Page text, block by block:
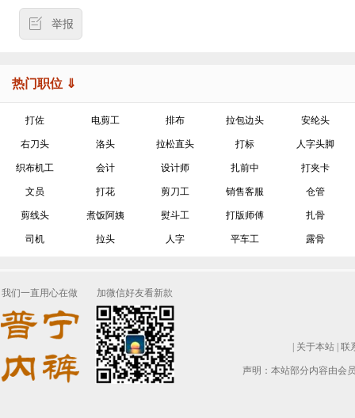
举报
热门职位 ⇓
打佐 电剪工 排布 拉包边头 安纶头
右刀头 洛头 拉松直头 打标 人字头脚
织布机工 会计 设计师 扎前中 打夹卡
文员 打花 剪刀工 销售客服 仓管
剪线头 煮饭阿姨 熨斗工 打版师傅 扎骨
司机 拉头 人字 平车工 露骨
关于本站 联
声明：本站部分内容由会
我们一直用心在做 加微信好友看新款